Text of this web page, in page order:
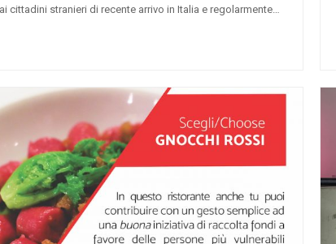
cittadini stranieri di recente arrivo in Italia e regolarmente…